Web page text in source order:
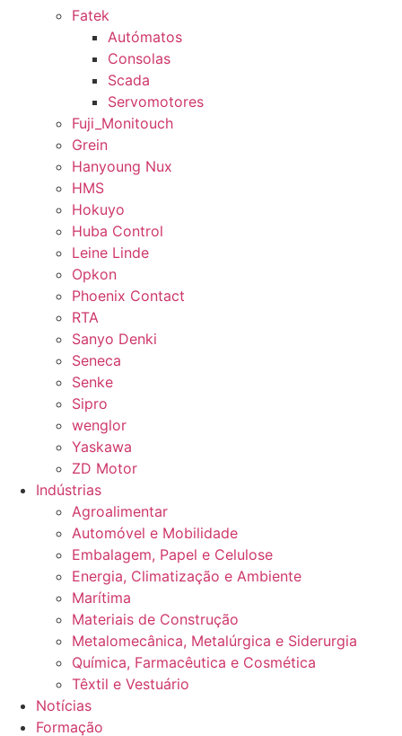
Fatek
Autómatos
Consolas
Scada
Servomotores
Fuji_Monitouch
Grein
Hanyoung Nux
HMS
Hokuyo
Huba Control
Leine Linde
Opkon
Phoenix Contact
RTA
Sanyo Denki
Seneca
Senke
Sipro
wenglor
Yaskawa
ZD Motor
Indústrias
Agroalimentar
Automóvel e Mobilidade
Embalagem, Papel e Celulose
Energia, Climatização e Ambiente
Marítima
Materiais de Construção
Metalomecânica, Metalúrgica e Siderurgia
Química, Farmacêutica e Cosmética
Têxtil e Vestuário
Notícias
Formação